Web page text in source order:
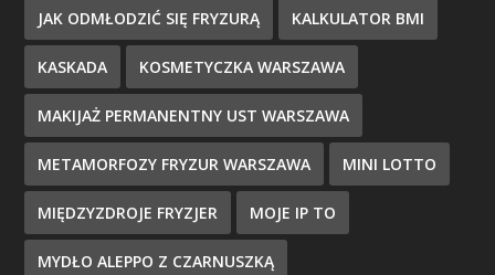
JAK ODMŁODZIĆ SIĘ FRYZURĄ KALKULATOR BMI
KASKADA KOSMETYCZKA WARSZAWA
MAKIJAŻ PERMANENTNY UST WARSZAWA
METAMORFOZY FRYZUR WARSZAWA MINI LOTTO
MIĘDZYZDROJE FRYZJER MOJE IP TO
MYDŁO ALEPPO Z CZARNUSZKĄ